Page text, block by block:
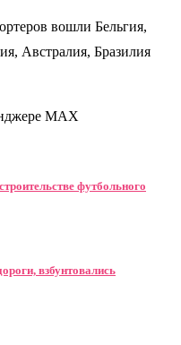
вошли Бельгия,
Австралия, Бразилия
MAX
футбольного
взбунтовались